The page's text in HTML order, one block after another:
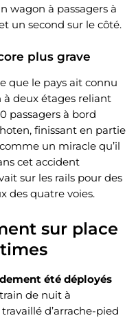
wagon à passagers à
un second sur le côté.
plus grave
que le pays ait connu
à deux étages reliant
passagers à bord
finissant en partie
un miracle qu’il
cet accident
sur les rails pour des
des quatre voies.
sur place
été déployés
de nuit à
d’arrache-pied